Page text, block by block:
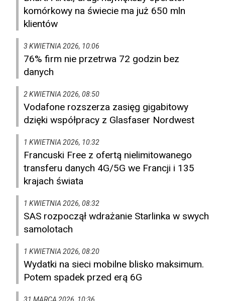
komórkowy na świecie ma już 650 mln
klientów
3 KWIETNIA 2026, 10:06
76% firm nie przetrwa 72 godzin bez
danych
2 KWIETNIA 2026, 08:50
Vodafone rozszerza zasięg gigabitowy
dzięki współpracy z Glasfaser Nordwest
1 KWIETNIA 2026, 10:32
Francuski Free z ofertą nielimitowanego
transferu danych 4G/5G we Francji i 135
krajach świata
1 KWIETNIA 2026, 08:32
SAS rozpoczął wdrażanie Starlinka w swych
samolotach
1 KWIETNIA 2026, 08:20
Wydatki na sieci mobilne blisko maksimum.
Potem spadek przed erą 6G